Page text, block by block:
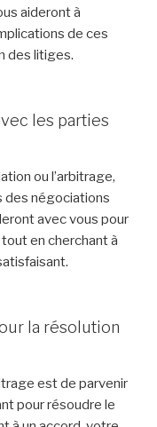
aideront à
de ces
des litiges.
les parties
ou l’arbitrage,
des négociations
avec vous pour
en cherchant à
la résolution
est de parvenir
pour résoudre le